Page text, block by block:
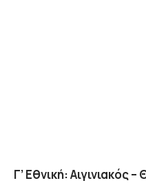
Γ’ Εθνική: Αιγινιακός